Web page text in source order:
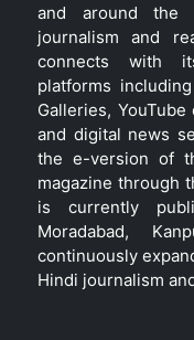
and around the
journalism and
connects with
platforms
Galleries,
and digital news
the e-version of
magazine through
is currently
Moradabad,
continuously
Hindi journalism